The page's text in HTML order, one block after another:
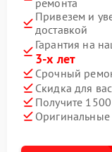
ремонта
Привезем и
доставкой
Гарантия на
3-х лет
Срочный
Скидка для
Получите